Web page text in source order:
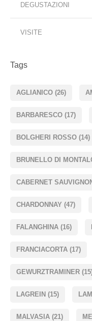
DEGUSTAZIONI
VISITE
Tags
AGLIANICO (26)
BARBARESCO (17)
BOLGHERI ROSSO (14)
BRUNELLO DI
CABERNET
CHARDONNAY (47)
FALANGHINA (16)
FRANCIACORTA (17)
GEWURZTRAMINER
LAGREIN (15)
MALVASIA (21)